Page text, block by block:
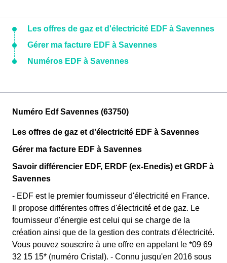
Les offres de gaz et d'électricité EDF à Savennes
Gérer ma facture EDF à Savennes
Numéros EDF à Savennes
Numéro Edf Savennes (63750)
Les offres de gaz et d'électricité EDF à Savennes
Gérer ma facture EDF à Savennes
Savoir différencier EDF, ERDF (ex-Enedis) et GRDF à
Savennes
- EDF est le premier fournisseur d'électricité en France.
Il propose différentes offres d'électricité et de gaz. Le
fournisseur d'énergie est celui qui se charge de la
création ainsi que de la gestion des contrats d'électricité.
Vous pouvez souscrire à une offre en appelant le *09 69
32 15 15* (numéro Cristal). - Connu jusqu'en 2016 sous